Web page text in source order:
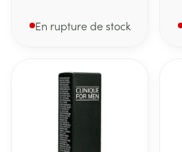
En rupture de stock